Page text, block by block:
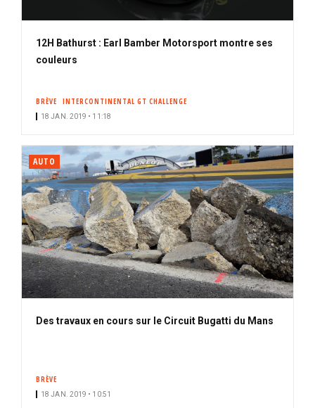
12H Bathurst : Earl Bamber Motorsport montre ses
couleurs
BRÈVE INTERCONTINENTAL GT CHALLENGE
18 JAN. 2019 • 11:18
AUTO
Des travaux en cours sur le Circuit Bugatti du Mans
BRÈVE
18 JAN. 2019 • 10:51